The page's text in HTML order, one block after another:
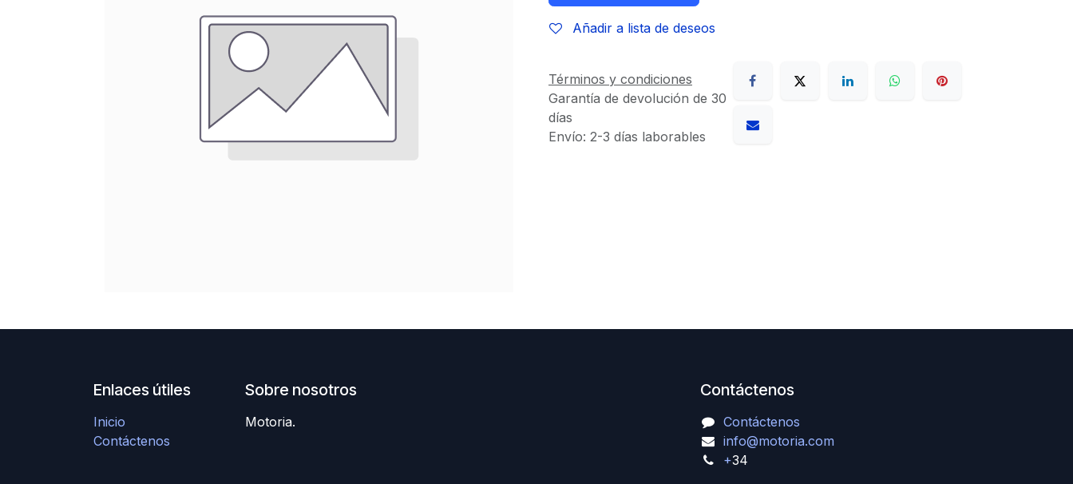
Añadir a lista de deseos
Términos y condiciones
Garantía de devolución de 30
días
Envío: 2-3 días laborables
Enlaces útiles
Inicio
Contáctenos
Sobre nosotros
Motoria.
Contáctenos
Contáctenos
info@motoria.com
+34